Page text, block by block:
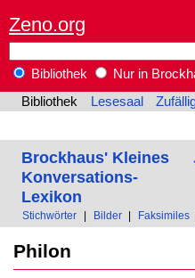
Zeno.org
Bibliothek
Nur in
Bibliothek
Lesesaal
Brockhaus' Kleines
Konversations-
Lexikon
Stichwörter Bilder Faksimiles
Philon